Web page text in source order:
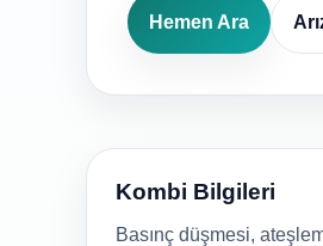
Hemen Ara
Kombi Bilgileri
Basınç düşmesi,